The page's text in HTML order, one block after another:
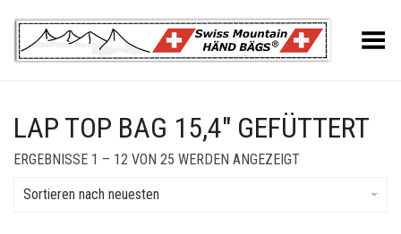
Toggle Menu
LAP TOP BAG 15,4" GEFÜTTERT
ERGEBNISSE 1 – 12 VON 25 WERDEN ANGEZEIGT
Sortieren nach neuesten